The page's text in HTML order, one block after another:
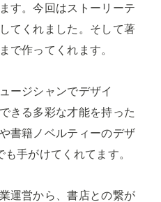
す。今回はストーリーテ
てくれました。そして著
で作ってくれます。
ージシャンでデザイ
きる多彩な才能を持った
書籍ノベルティーのデザ
手がけてくれてます。
運営から、書店との繋が